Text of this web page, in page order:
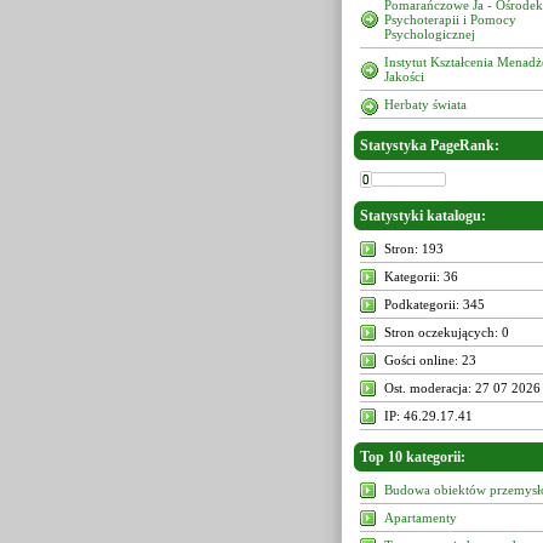
Pomarańczowe Ja - Ośrodek
Psychoterapii i Pomocy
Psychologicznej
Instytut Kształcenia
Jakości
Herbaty świata
Statystyka PageRank:
Statystyki katalogu:
Stron: 193
Kategorii: 36
Podkategorii: 345
Stron oczekujących: 0
Gości online: 23
Ost. moderacja: 27 07 2026
IP: 46.29.17.41
Top 10 kategorii:
Budowa obiektów
Apartamenty